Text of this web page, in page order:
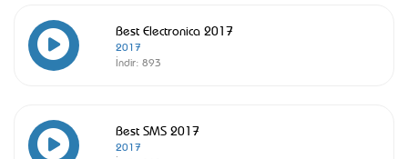
Best Electronica 2017
2017
İndir: 893
Best SMS 2017
2017